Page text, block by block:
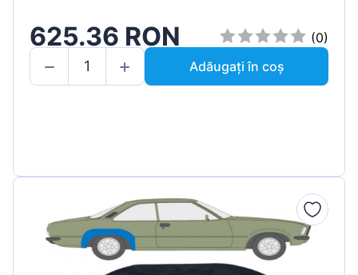
625.36 RON
(0)
Adăugați în coș